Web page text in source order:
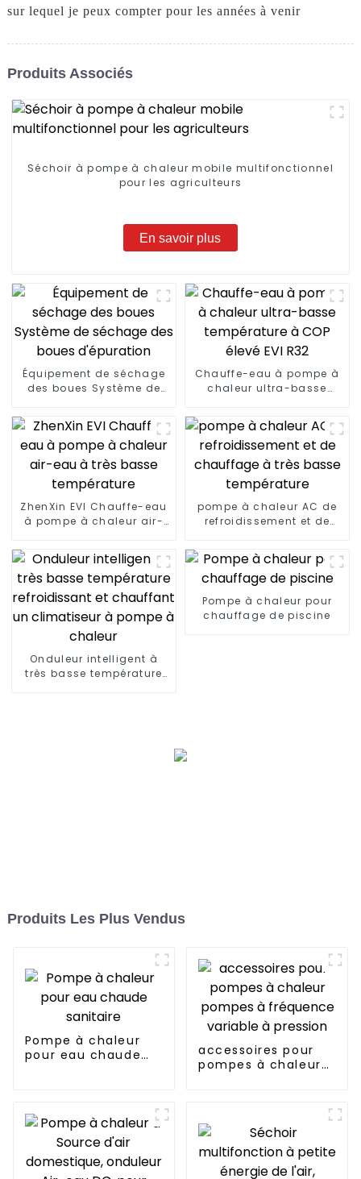
sur lequel je peux compter pour les années à venir
Produits Associés
Séchoir à pompe à chaleur mobile multifonctionnel
pour les agriculteurs
En savoir plus
Équipement de séchage
des boues Système de
Chauffe-eau à pompe à
chaleur ultra-basse
EVI R32
ZhenXin EVI Chauffe-eau
à pompe à chaleur air-
pompe à chaleur AC de
refroidissement et de
température
Onduleur intelligent à
très basse température
Pompe à chaleur pour
chauffage de piscine
Produits Les Plus Vendus
Pompe à chaleur
pour eau chaude
accessoires pour
pompes à chaleur